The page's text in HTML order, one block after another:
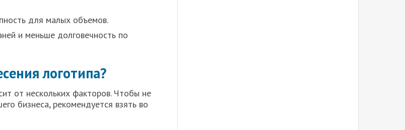
для малых объемов.
и меньше долговечность по
логотипа?
от нескольких факторов. Чтобы не
бизнеса, рекомендуется взять во